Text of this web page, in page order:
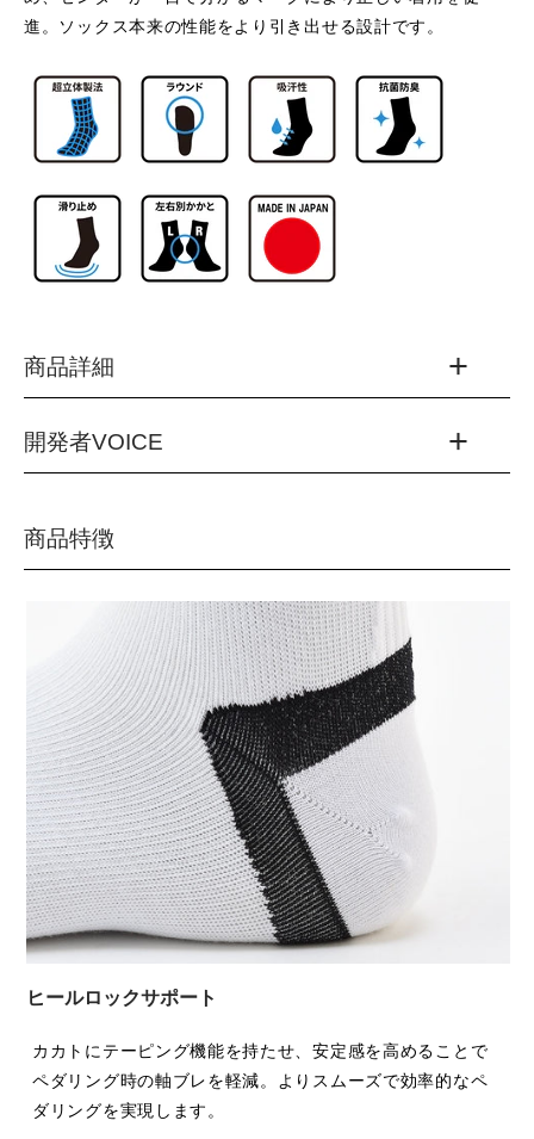
進。ソックス本来の性能をより引き出せる設計です。
商品詳細
品番：BKS1006G
(10)ブラック
(20)ブルー
(41)ローズピンク
(51)フラッシュイエロー
素材：ポリエステル(リサイクル), ナイロン, 綿, ポリウレ
タン
生産国：日本
開発者VOICE
です。特にペダリング中、軸がブレるとせっかくの力が無駄
になってしまう。そこで私たちは、テーピングのようなサポ
ート力をソックスで手軽に再現できないかと考えました。疲
れてきた後半でもしっかり支えてくれる──そんな一足を目
指しています。
この二代目モデルでは、履き口のセンターマークを新たに追
加して、より正確なフィット感を実現。また、環境にも配慮
し、リサイクルポリエステルと天然素材の綿を組み合わせた
サステナブルな素材を採用しています。
商品特徴
ヒールロックサポート
カカトにテーピング機能を持たせ、安定感を高めることで
ペダリング時の軸ブレを軽減。よりスムーズで効率的なペ
ダリングを実現します。